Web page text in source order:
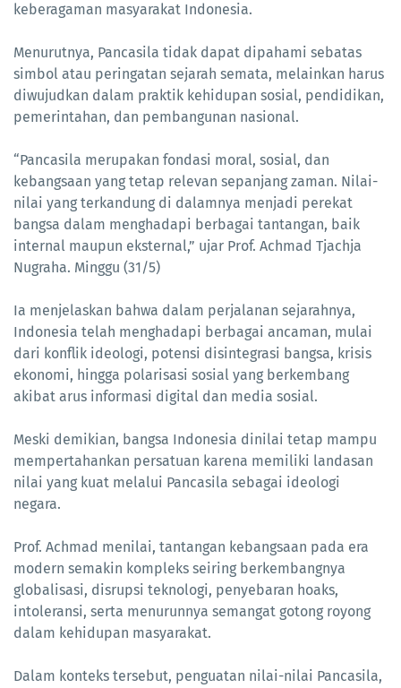
keberagaman masyarakat Indonesia.
Menurutnya, Pancasila tidak dapat dipahami sebatas
simbol atau peringatan sejarah semata, melainkan harus
diwujudkan dalam praktik kehidupan sosial, pendidikan,
pemerintahan, dan pembangunan nasional.
“Pancasila merupakan fondasi moral, sosial, dan
kebangsaan yang tetap relevan sepanjang zaman. Nilai-
nilai yang terkandung di dalamnya menjadi perekat
bangsa dalam menghadapi berbagai tantangan, baik
internal maupun eksternal,” ujar Prof. Achmad Tjachja
Nugraha. Minggu (31/5)
Ia menjelaskan bahwa dalam perjalanan sejarahnya,
Indonesia telah menghadapi berbagai ancaman, mulai
dari konflik ideologi, potensi disintegrasi bangsa, krisis
ekonomi, hingga polarisasi sosial yang berkembang
akibat arus informasi digital dan media sosial.
Meski demikian, bangsa Indonesia dinilai tetap mampu
mempertahankan persatuan karena memiliki landasan
nilai yang kuat melalui Pancasila sebagai ideologi
negara.
Prof. Achmad menilai, tantangan kebangsaan pada era
modern semakin kompleks seiring berkembangnya
globalisasi, disrupsi teknologi, penyebaran hoaks,
intoleransi, serta menurunnya semangat gotong royong
dalam kehidupan masyarakat.
Dalam konteks tersebut, penguatan nilai-nilai Pancasila,